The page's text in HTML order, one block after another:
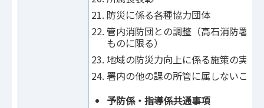
防災に係る各種協力団体
管内消防団との調整（高石消防署及
ものに限る）
地域の防災力向上に係る施策の実施
署内の他の課の所管に属しないこと
予防係・指導係共通事項